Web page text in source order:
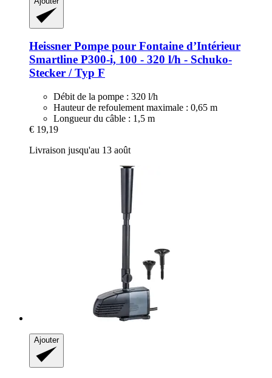
Heissner Pompe pour Fontaine d’Intérieur
Smartline P300-​i, 100 -​ 320 l/h -​ Schuko-​
Stecker / Typ F
Débit de la pompe : 320 l/h
Hauteur de refoulement maximale : 0,65 m
Longueur du câble : 1,5 m
€ 19,19
Livraison jusqu'au 13 août
Ajouter